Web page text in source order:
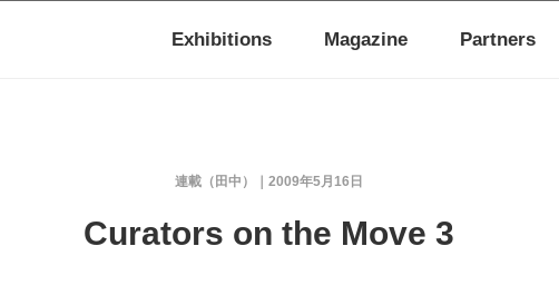
Exhibitions Magazine Partners
2009年5月16日
連載（田中）
Curators on the Move 3